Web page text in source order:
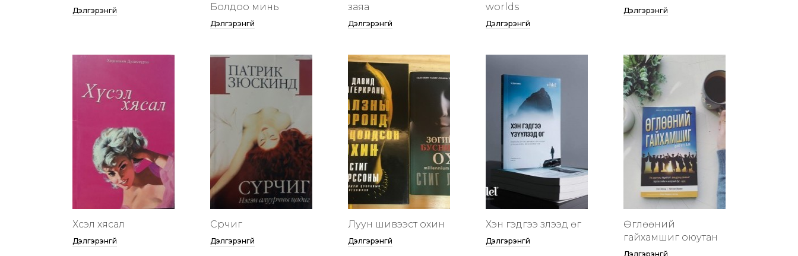
Дэлгэрэнгүй
Болдоо минь
Дэлгэрэнгүй
заяа
Дэлгэрэнгүй
worlds
Дэлгэрэнгүй
Дэлгэрэнгүй
Хүсэл хясал
Дэлгэрэнгүй
Сүрчиг
Дэлгэрэнгүй
Луун шивээст охин
Дэлгэрэнгүй
Хэн гэдгээ үзүүлээд өг
Дэлгэрэнгүй
Өглөөний
гайхамшиг оюутан
Дэлгэрэнгүй